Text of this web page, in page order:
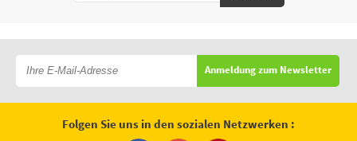
Anmeldung zum Newsletter
Folgen Sie uns in den sozialen Netzwerken :